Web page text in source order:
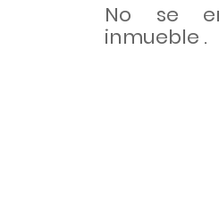
No se
inmueble .